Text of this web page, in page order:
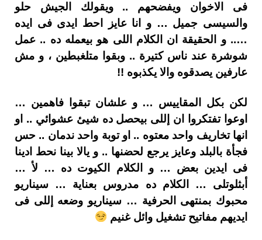
فى الاخوان ويفضحهم .. ويقولك الجيش حلو
والسيسى جميل … و انا عايز احط ايدى فى ايده
….. و الحقيقة ان الكلام اللى هو بيعمله ده .. عمل
شوشرة عند ناس كتيرة .. وبقوا متلغبطين ، و مش
عارفين يصدقوه والا يكذبوه !!
لكن بكل المقاييس … و علشان تبقوا فاهمين …
اوعوا تفتكروا ان إللى بيحصل ده شيئ عشوائي .. او
انها تخاريف واحد معتوه .. او توبة واحد ندمان .. حس
فجأة بالبلد وعايز يرجع لحضنها .. و يالا بينا نحط ادينا
فى ايدين بعض … و الكلام الكيوت ده … لأ …
أبثلوتلى … الكلام ده مدروس بعناية … سيناريو
محبوك بمنتهى الحرفية … سيناريو وضعه إللى فى
ايديهم مفاتيح تشغيل وائل غنيم